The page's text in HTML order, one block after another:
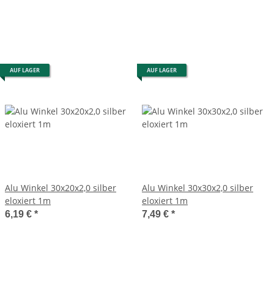
AUF LAGER
Alu Winkel 30x20x2,0 silber
eloxiert 1m
6,19 € *
AUF LAGER
Alu Winkel 30x30x2,0 silber
eloxiert 1m
7,49 € *